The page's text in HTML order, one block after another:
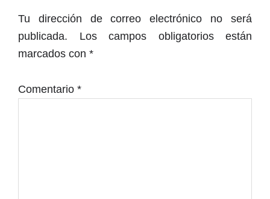
con
los
lectores
Tu dirección de correo electrónico no será
publicada.
Los campos obligatorios están
marcados con *
Comentario *